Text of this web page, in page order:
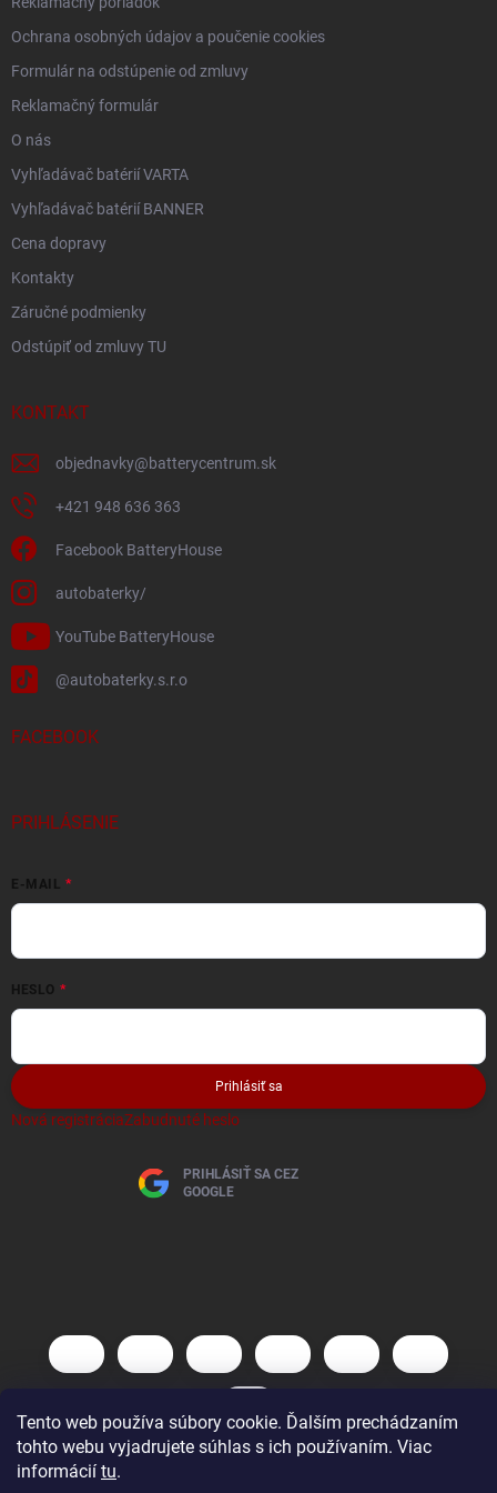
Tento web používa súbory cookie. Ďalším prechádzaním
tohto webu vyjadrujete súhlas s ich používaním. Viac
informácií tu.
Ochrana osobných údajov a poučenie cookies
Formulár na odstúpenie od zmluvy
Reklamačný formulár
O nás
Vyhľadávač batérií VARTA
Vyhľadávač batérií BANNER
Cena dopravy
Kontakty
Záručné podmienky
Odstúpiť od zmluvy TU
KONTAKT
objednavky@batterycentrum.sk
+421 948 636 363
Facebook BatteryHouse
autobaterky/
YouTube BatteryHouse
@autobaterky.s.r.o
FACEBOOK
PRIHLÁSENIE
E-MAIL
HESLO
Prihlásiť sa
Nová registráciaZabudnuté heslo
PRIHLÁSIŤ SA CEZ
GOOGLE